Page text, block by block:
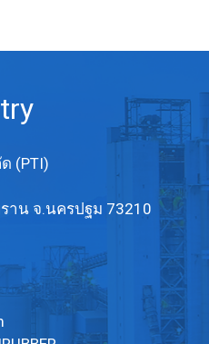
(PTI)
าน จ.นครปฐม 73210